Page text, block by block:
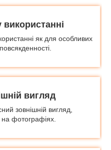
використанні
як для особливих
вигляд
зовнішній вигляд,
фотографіях.